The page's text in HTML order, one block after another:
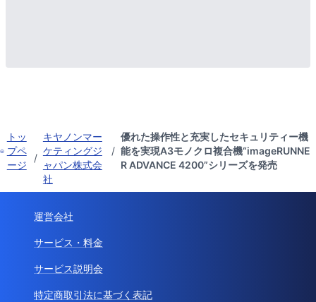
トッ
プペ
ージ
/
キヤノンマー
ケティングジ
ャパン株式会
社
/
優れた操作性と充実したセキュリティー機
能を実現A3モノクロ複合機“imageRUNNE
R ADVANCE 4200”シリーズを発売
運営会社
サービス・料金
サービス説明会
特定商取引法に基づく表記